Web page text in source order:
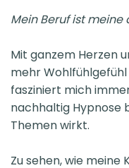
Mein Beruf ist meine
Mit ganzem Herzen
mehr Wohlfühlgefühl
fasziniert mich
nachhaltig Hypnose
Themen wirkt.
Zu sehen, wie meine